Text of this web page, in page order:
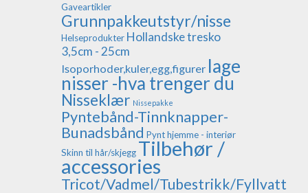
Gaveartikler
Grunnpakkeutstyr/nisse
Helseprodukter Hollandske tresko
3,5cm - 25cm
Isoporhoder,kuler,egg,figurer lage
nisser -hva trenger du
Nisseklær Nissepakke
Pyntebånd-Tinnknapper-
Bunadsbånd Pynt hjemme - interiør
Skinn til hår/skjegg Tilbehør /
accessories
Tricot/Vadmel/Tubestrikk/Fyllvatt